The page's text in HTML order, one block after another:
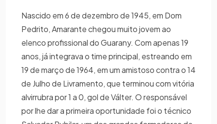
Nascido em 6 de dezembro de 1945, em Dom
Pedrito, Amarante chegou muito jovem ao
elenco profissional do Guarany. Com apenas 19
anos, já integrava o time principal, estreando em
19 de março de 1964, em um amistoso contra o 14
de Julho de Livramento, que terminou com vitória
alvirrubra por 1 a 0, gol de Válter. O responsável
por lhe dar a primeira oportunidade foi o técnico